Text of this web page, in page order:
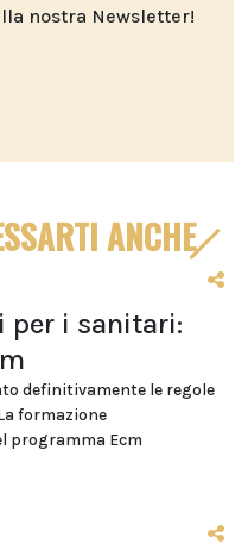
nostra Newsletter!
ANCHE
per i sanitari:
definitivamente le regole
formazione
programma Ecm